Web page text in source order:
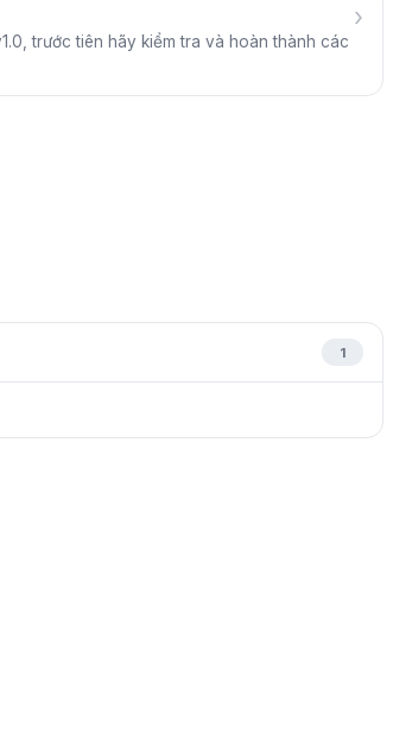
trước tiên hãy kiểm tra và hoàn thành các
›
1